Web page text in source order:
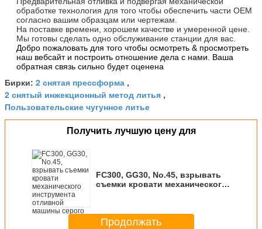
обработке технология для того чтобы обеспечить части OEM
согласно вашим образцам или чертежам.
На поставке времени, хорошем качестве и умеренной цене.
Мы готовы сделать одно обслуживание станции для вас.
Добро пожаловать для того чтобы осмотреть & просмотреть
наш вебсайт и построить отношение дела с нами. Ваша
обратная связь сильно будет оценена
Бирки: 2 снятая прессформа ,
2 снятый инжекционный метод литья ,
Пользовательские чугунное литье
Получить лучшую цену для
FC300, GG30, No.45, взрывать
съемки кровати механического
Продолжать